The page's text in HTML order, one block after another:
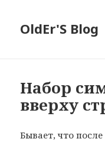
OldEr'S Blog
Набор
вверху
Бывает, что